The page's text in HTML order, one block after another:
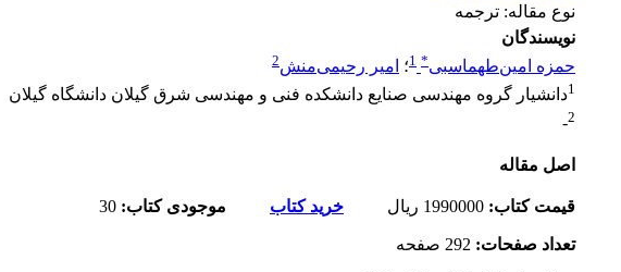
نوع مقاله: ترجمه
نویسندگان
حمزه امین‌طهماسبی*
1؛ امیر رحیمی‌منش2
1دانشیار گروه مهندسی صنایع دانشکده فنی و مهندسی شرق گیلان دانشگاه گیلان
2
-
اصل مقاله
قیمت کتاب: ریال خرید کتاب موجودی کتاب:
تعداد صفحات: صفحه